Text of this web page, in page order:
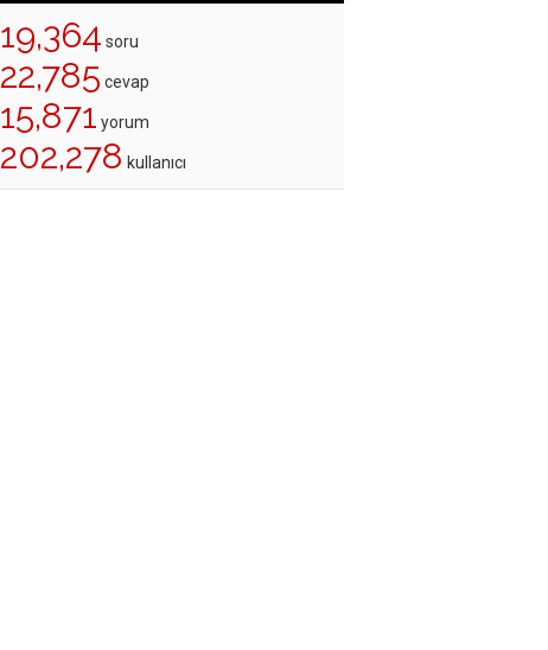
19,364 soru
22,785 cevap
15,871 yorum
202,278 kullanıcı